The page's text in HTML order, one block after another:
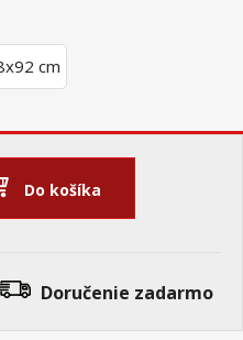
cm
Do košíka
Doručenie zadarmo